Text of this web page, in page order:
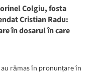
Colgiu, fosta
Cristian Radu:
în dosarul în care
rămas în pronunțare în